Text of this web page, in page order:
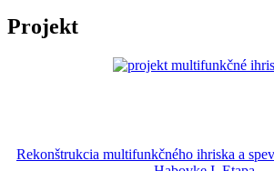
Projekt
Rekonštrukcia multifunkčného ihriska a